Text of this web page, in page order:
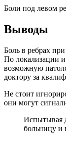
Боли под левом
Выводы
Боль в ребрах
По локализации
возможную
доктору за
Не стоит
они могут
Испытывая
больницу и